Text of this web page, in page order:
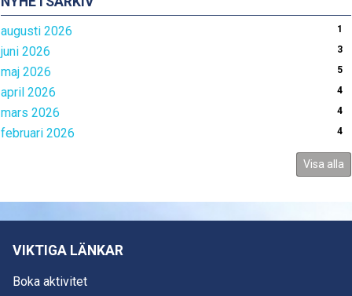
augusti 2026 1
juni 2026 3
maj 2026 5
april 2026 4
mars 2026 4
februari 2026 4
Visa alla
VIKTIGA LÄNKAR
Boka aktivitet